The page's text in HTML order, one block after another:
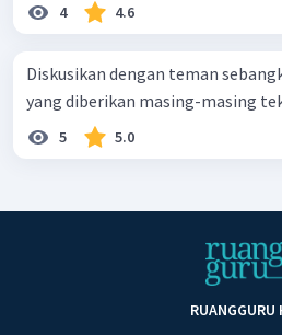
4 4.6
Diskusikan dengan teman
yang diberikan masing-masing
5 5.0
RUANGGURU